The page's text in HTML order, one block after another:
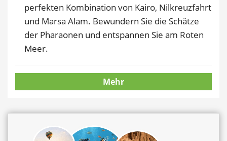
perfekten Kombination von Kairo, Nilkreuzfahrt
und Marsa Alam. Bewundern Sie die Schätze
der Pharaonen und entspannen Sie am Roten
Meer.
Mehr